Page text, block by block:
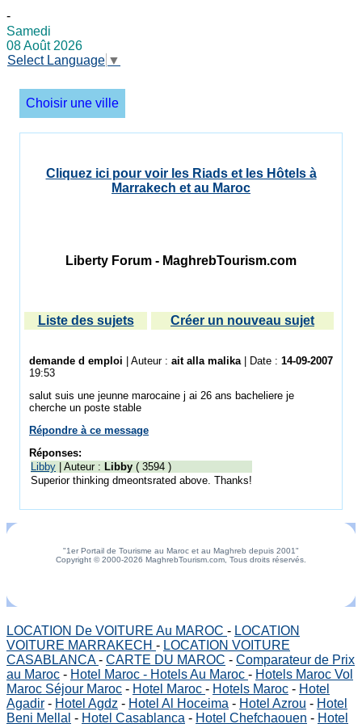
-
Samedi
08 Août 2026
Select Language ▼
Choisir une ville
Cliquez ici pour voir les Riads et les Hôtels à
Marrakech et au Maroc
Liberty Forum - MaghrebTourism.com
Liste des sujets Créer un nouveau sujet
demande d emploi | Auteur : ait alla malika| Date : 14-09-2007
19:53
salut suis une jeunne marocaine j ai 26 ans bacheliere je
cherche un poste stable
Répondre à ce message
Réponses:
Libby | Auteur : Libby ( 3594 )
Superior thinking dmeontsrated above. Thanks!
"1er Portail de Tourisme au Maroc et au Maghreb depuis 2001"
Copyright © 2000-2026 MaghrebTourism.com, Tous droits réservés.
LOCATION De VOITURE Au MAROC - LOCATION
VOITURE MARRAKECH - LOCATION VOITURE
CASABLANCA- CARTE DU MAROC - Comparateur de Prix
au Maroc - Hotel Maroc - Hotels Au Maroc - Hotels Maroc Vol
Maroc Séjour Maroc - Hotel Maroc - Hotels Maroc - Hotel
Agadir - Hotel Agdz - Hotel Al Hoceima - Hotel Azrou - Hotel
Beni Mellal - Hotel Casablanca - Hotel Chefchaouen - Hotel